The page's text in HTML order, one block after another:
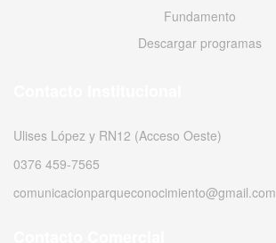
Fundamento
Descargar programas
Ulises López y RN12 (Acceso Oeste)
0376 459-7565
comunicacionparqueconocimiento@gmail.com